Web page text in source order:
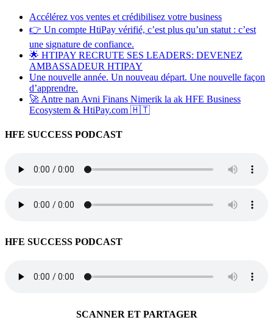
Accélérez vos ventes et crédibilisez votre business
👉 Un compte HtiPay vérifié, c’est plus qu’un statut : c’est
une signature de confiance.
🌟 HTIPAY RECRUTE SES LEADERS: DEVENEZ
AMBASSADEUR HTIPAY
Une nouvelle année. Un nouveau départ. Une nouvelle façon
d’apprendre.
🚀 Antre nan Avni Finans Nimerik la ak HFE Business
Ecosystem & HtiPay.com 🇭🇹
HFE SUCCESS PODCAST
HFE SUCCESS PODCAST
SCANNER ET PARTAGER